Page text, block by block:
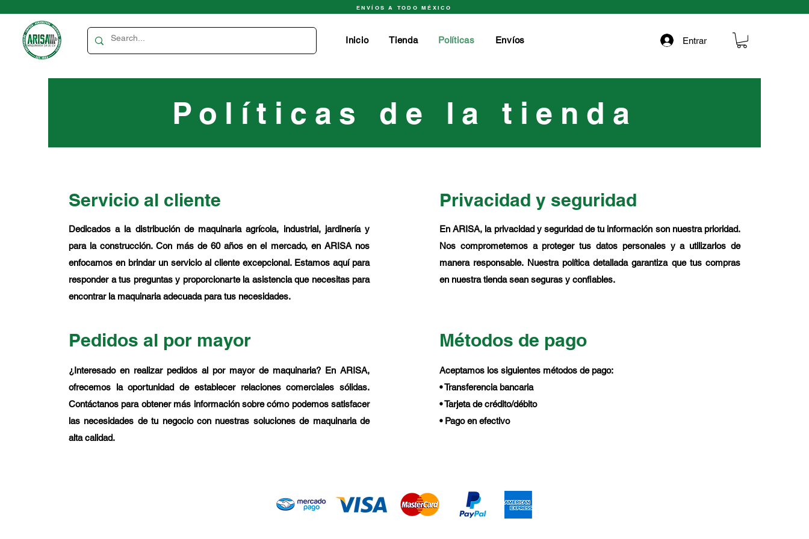
ENVÍOS A TODO MÉXICO
Inicio Tienda Políticas Envíos Entrar
Políticas de la tienda
Servicio al cliente
Dedicados a la distribución de maquinaria agrícola, industrial, jardinería y
para la construcción. Con más de 60 años en el mercado, en ARISA nos
enfocamos en brindar un servicio al cliente excepcional. Estamos aquí para
responder a tus preguntas y proporcionarte la asistencia que necesitas para
encontrar la maquinaria adecuada para tus necesidades.
Pedidos al por mayor
¿Interesado en realizar pedidos al por mayor de maquinaria? En ARISA,
ofrecemos la oportunidad de establecer relaciones comerciales sólidas.
Contáctanos para obtener más información sobre cómo podemos satisfacer
las necesidades de tu negocio con nuestras soluciones de maquinaria de
alta calidad.
Privacidad y seguridad
En ARISA, la privacidad y seguridad de tu información son nuestra prioridad.
Nos comprometemos a proteger tus datos personales y a utilizarlos de
manera responsable. Nuestra política detallada garantiza que tus compras
en nuestra tienda sean seguras y confiables.
Métodos de pago
Aceptamos los siguientes métodos de pago:
• Transferencia bancaria
• Tarjeta de crédito/débito
• Pago en efectivo